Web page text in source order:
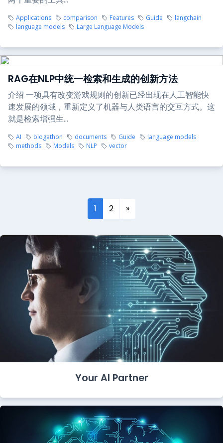
Applications comparison Features Guide
langchain
language models
Large Language Models
RAG在NLP中统一检索和生成的创新方法
介绍 一项具有改变游戏规则的创新已经出现在人工智能快
速发展的领域，重新定义了机器与人类语言的交互方式。这
就是检索增强生...
AI blogathon documents Guide
language models
methods
Models NLP vector
1 2 »
Your AI Partner